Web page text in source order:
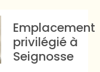
Emplacement
privilégié à
Seignosse